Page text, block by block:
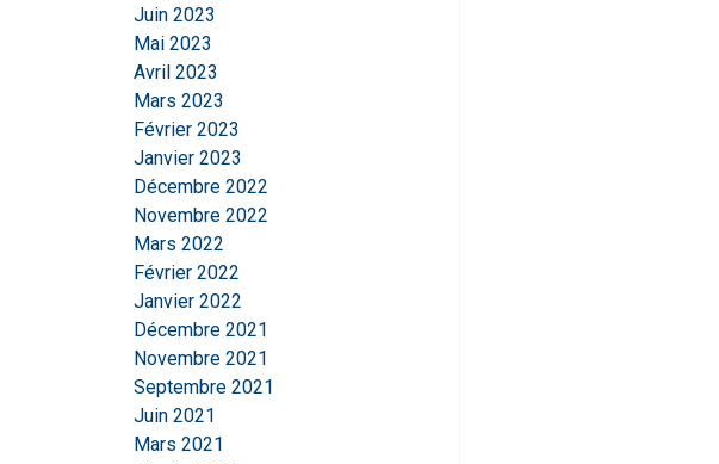
Juin 2023
Mai 2023
Avril 2023
Mars 2023
Février 2023
Janvier 2023
Décembre 2022
Novembre 2022
Mars 2022
Février 2022
Janvier 2022
Décembre 2021
Novembre 2021
Septembre 2021
Juin 2021
Mars 2021